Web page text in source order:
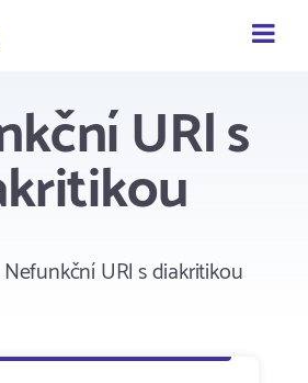
URl s
URl s diakritikou